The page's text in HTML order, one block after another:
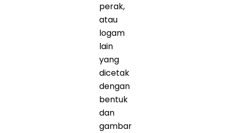
perak,
atau
logam
lain
yang
dicetak
dengan
bentuk
dan
gambar